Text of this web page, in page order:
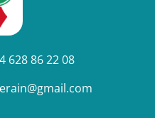
628 86 22 08